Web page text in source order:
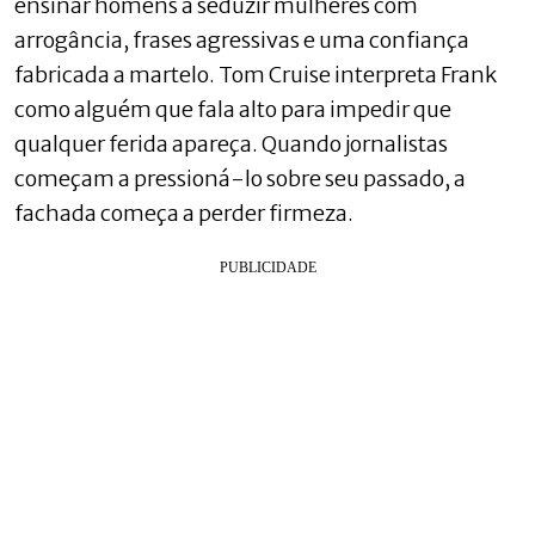
arrogância, frases agressivas e uma confiança
fabricada a martelo. Tom Cruise interpreta Frank
como alguém que fala alto para impedir que
qualquer ferida apareça. Quando jornalistas
começam a pressioná-lo sobre seu passado, a
fachada começa a perder firmeza.